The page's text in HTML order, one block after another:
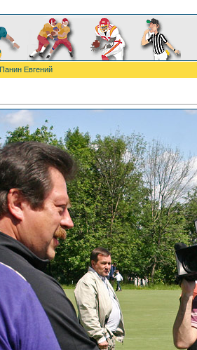
Евгений